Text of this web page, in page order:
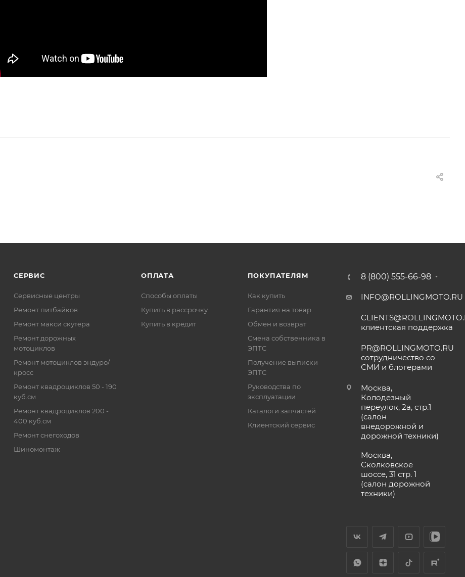
СЕРВИС
Сервисные центры
Ремонт питбайков
Ремонт макси скутера
Ремонт дорожных
мотоциклов
Ремонт мотоциклов эндуро/
кросс
Ремонт квадроциклов 50 - 190
куб.см
Ремонт квадроциклов 200 -
400 куб.см
Ремонт снегоходов
Шиномонтаж
ОПЛАТА
Способы оплаты
Купить в рассрочку
Купить в кредит
ПОКУПАТЕЛЯМ
Как купить
Гарантия на товар
Обмен и возврат
Смена собственника в
ЭПТС
Получение выписки
ЭПТС
Руководства по
эксплуатации
Каталоги запчастей
Клиентский сервис
8 (800) 555-66-98
INFO@ROLLINGMOTO.RU
клиентская поддержка
PR@ROLLINGMOTO.RU
сотрудничество со
СМИ и блогерами
Москва,
Колодезный
переулок, 2а, стр.1
(салон
внедорожной и
дорожной техники)
Москва,
Сколковское
шоссе, 31 стр. 1
(салон дорожной
техники)